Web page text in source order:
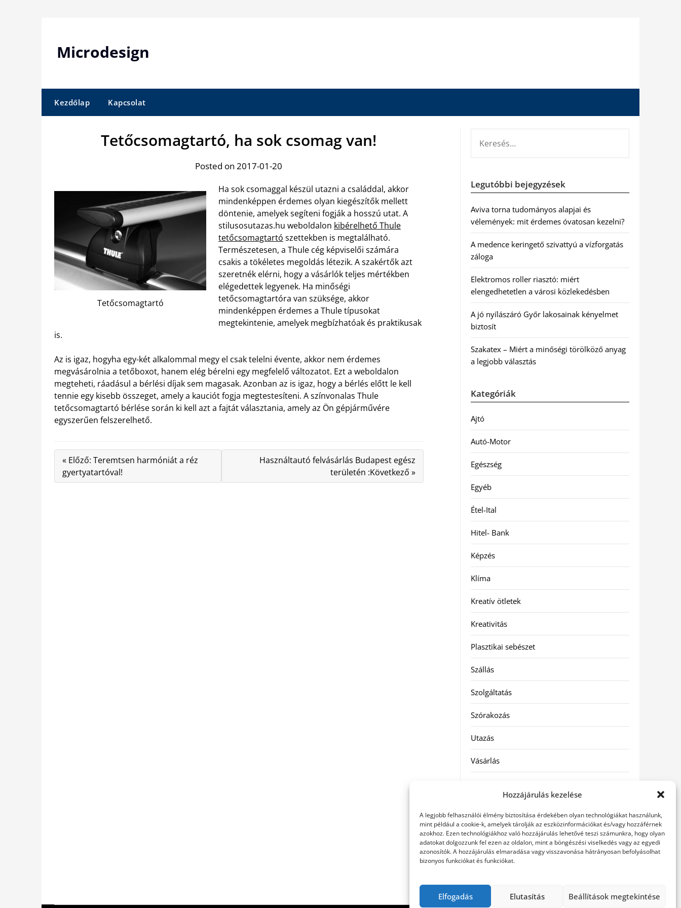
Hozzájárulás kezelése
A legjobb felhasználói élmény biztosítása érdekében olyan technológiákat használunk,
mint például a cookie-k, amelyek tárolják az eszközinformációkat és/vagy hozzáférnek
azokhoz. Ezen technológiákhoz való hozzájárulás lehetővé teszi számunkra, hogy olyan
adatokat dolgozzunk fel ezen az oldalon, mint a böngészési viselkedés vagy az egyedi
azonosítók. A hozzájárulás elmaradása vagy visszavonása hátrányosan befolyásolhat
bizonyos funkciókat és funkciókat.
Elfogadás Elutasítás Beállítások megtekintése
Microdesign
Kezdőlap Kapcsolat
Tetőcsomagtartó, ha sok csomag van!
Posted on 2017-01-20
Tetőcsomagtartó
Ha sok csomaggal készül utazni a családdal, akkor
mindenképpen érdemes olyan kiegészítők mellett
döntenie, amelyek segíteni fogják a hosszú utat. A
stilusosutazas.hu weboldalon kibérelhető Thule
tetőcsomagtartó szettekben is megtalálható.
Természetesen, a Thule cég képviselői számára
csakis a tökéletes megoldás létezik. A szakértők azt
szeretnék elérni, hogy a vásárlók teljes mértékben
elégedettek legyenek. Ha minőségi
tetőcsomagtartóra van szüksége, akkor
mindenképpen érdemes a Thule típusokat
megtekintenie, amelyek megbízhatóak és praktikusak
is.
Az is igaz, hogyha egy-két alkalommal megy el csak telelni évente, akkor nem érdemes
megvásárolnia a tetőboxot, hanem elég bérelni egy megfelelő változatot. Ezt a weboldalon
megteheti, ráadásul a bérlési díjak sem magasak. Azonban az is igaz, hogy a bérlés előtt le kell
tennie egy kisebb összeget, amely a kauciót fogja megtestesíteni. A színvonalas Thule
tetőcsomagtartó bérlése során ki kell azt a fajtát választania, amely az Ön gépjárművére
egyszerűen felszerelhető.
« Előző: Teremtsen harmóniát a réz
gyertyatartóval!
Használtautó felvásárlás Budapest egész
területén :Következő »
Legutóbbi bejegyzések
Aviva torna tudományos alapjai és
vélemények: mit érdemes óvatosan kezelni?
A medence keringető szivattyú a vízforgatás
záloga
Elektromos roller riasztó: miért
elengedhetetlen a városi közlekedésben
A jó nyílászáró Győr lakosainak kényelmet
biztosít
Szakatex – Miért a minőségi törölköző anyag
a legjobb választás
Kategóriák
Ajtó
Autó-Motor
Egészség
Egyéb
Étel-Ital
Hitel- Bank
Képzés
Klíma
Kreatív ötletek
Kreativitás
Plasztikai sebészet
Szállás
Szolgáltatás
Szórakozás
Utazás
Vásárlás
Címkék
hátfájás kezelése